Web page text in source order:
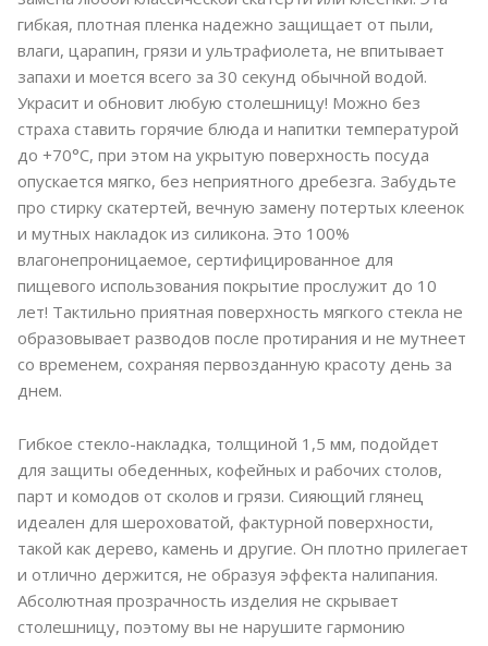
гибкая, плотная пленка надежно защищает от пыли,
влаги, царапин, грязи и ультрафиолета, не впитывает
запахи и моется всего за 30 секунд обычной водой.
Украсит и обновит любую столешницу! Можно без
страха ставить горячие блюда и напитки температурой
до +70°C, при этом на укрытую поверхность посуда
опускается мягко, без неприятного дребезга. Забудьте
про стирку скатертей, вечную замену потертых клеенок
и мутных накладок из силикона. Это 100%
влагонепроницаемое, сертифицированное для
пищевого использования покрытие прослужит до 10
лет! Тактильно приятная поверхность мягкого стекла не
образовывает разводов после протирания и не мутнеет
со временем, сохраняя первозданную красоту день за
днем.
Гибкое стекло-накладка, толщиной 1,5 мм, подойдет
для защиты обеденных, кофейных и рабочих столов,
парт и комодов от сколов и грязи. Сияющий глянец
идеален для шероховатой, фактурной поверхности,
такой как дерево, камень и другие. Он плотно прилегает
и отлично держится, не образуя эффекта налипания.
Абсолютная прозрачность изделия не скрывает
столешницу, поэтому вы не нарушите гармонию